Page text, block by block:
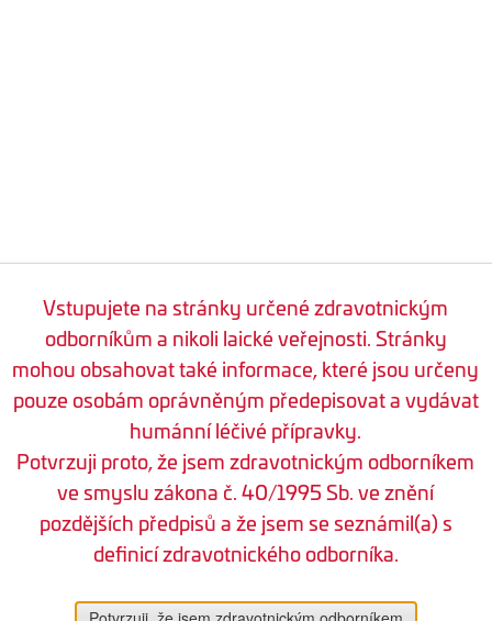
Vstupujete na stránky určené zdravotnickým
odborníkům a nikoli laické veřejnosti. Stránky
mohou obsahovat také informace, které jsou určeny
pouze osobám oprávněným předepisovat a vydávat
humánní léčivé přípravky.
Potvrzuji proto, že jsem zdravotnickým odborníkem
ve smyslu zákona č. 40/1995 Sb. ve znění
pozdějších předpisů a že jsem se seznámil(a) s
definicí zdravotnického odborníka.